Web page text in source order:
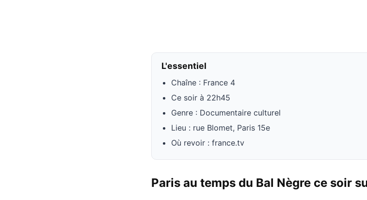
L'essentiel
Chaîne : France 4
Ce soir à 22h45
Genre : Documentaire culturel
Lieu : rue Blomet, Paris 15e
Où revoir : france.tv
Paris au temps du Bal Nègre ce soir